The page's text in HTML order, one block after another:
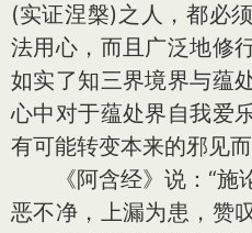
(实证涅槃)之人，都必
法用心，而且广泛地修
如实了知三界境界与蕴
心中对于蕴处界自我爱
有可能转变本来的邪见而
《阿含经》说：“施
恶不净，上漏为患，赞